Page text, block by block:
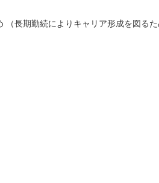
長期勤続によりキャリア形成を図る